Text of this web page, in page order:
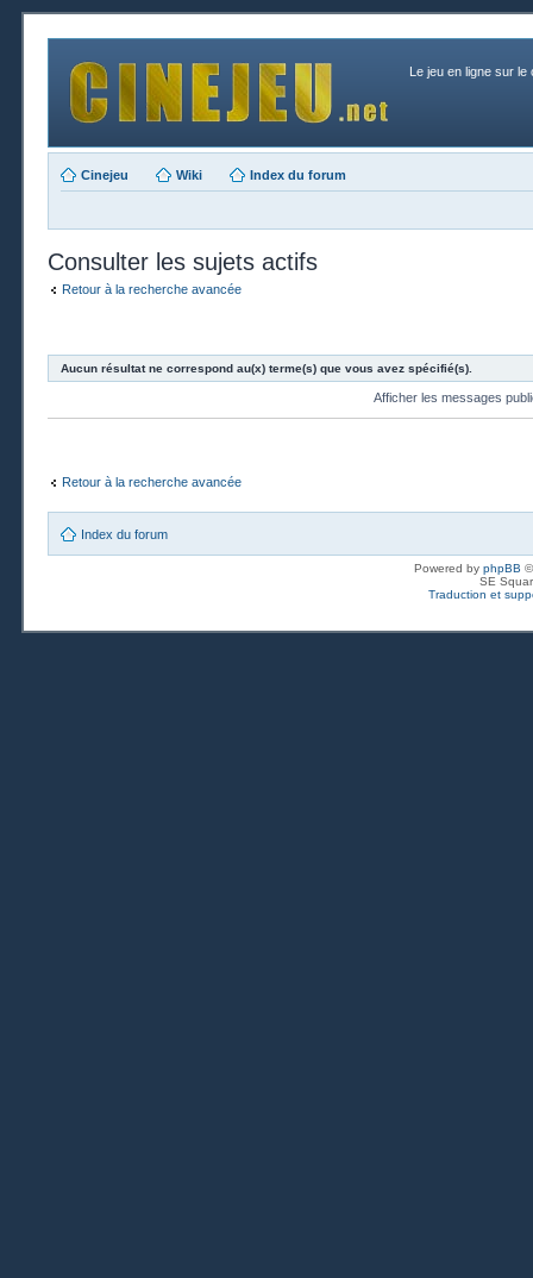
Le jeu en ligne sur le
Cinejeu Wiki Index du forum
Consulter les sujets actifs
Retour à la recherche avancée
Aucun résultat ne correspond au(x) terme(s) que vous avez spécifié(s).
Afficher les messages
Retour à la recherche avancée
Index du forum
Powered by phpBB
SE
Traduction et